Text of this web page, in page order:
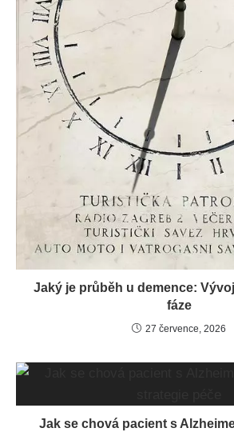
Jaký je průběh u demence:
fáze
27 července, 2026
Jak se chová pacient s